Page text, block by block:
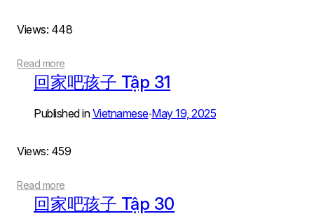
Views: 448
Read more
回家吧孩子 Tập 31
Published inVietnamese•May 19, 2025
Views: 459
Read more
回家吧孩子 Tập 30